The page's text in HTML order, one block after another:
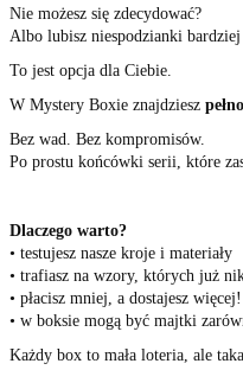
Nie możesz się zdecydować?
Albo lubisz niespodzianki
To jest opcja dla Ciebie.
W Mystery Boxie znajdziesz
Bez wad. Bez kompromisów.
Po prostu końcówki serii, które
Dlaczego warto?
• testujesz nasze kroje i materiały
• trafiasz na wzory, których już
• płacisz mniej, a dostajesz więcej!
• w boksie mogą być majtki
Każdy box to mała loteria, ale